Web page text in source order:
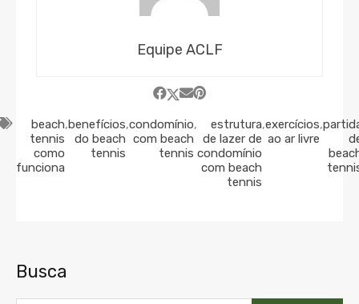
Equipe ACLF
beach
tennis
como
funciona
,benefícios
do beach
tennis
,condomínio
com beach
tennis
,
estrutura
de lazer de
condomínio
com beach
tennis
,exercícios
ao ar livre
,
Busca